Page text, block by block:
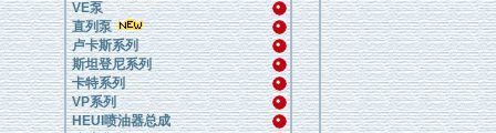
VE泵
直列泵
卢卡斯系列
斯坦登尼系列
卡特系列
VP系列
HEUI喷油器总成